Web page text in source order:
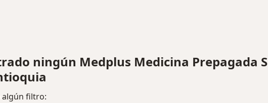
ningún Medplus Medicina Prepagada S
algún filtro: